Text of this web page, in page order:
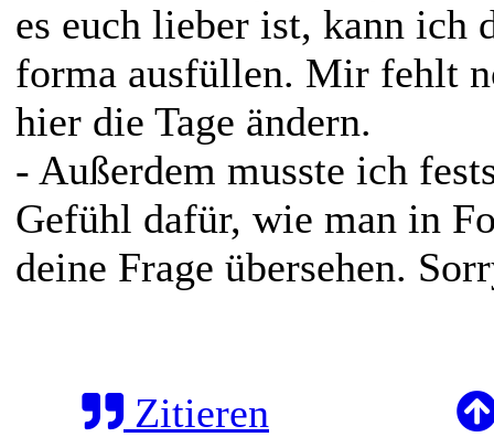
es euch lieber ist, kann ich
forma ausfüllen. Mir fehlt
hier die Tage ändern.
- Außerdem musste ich
Gefühl dafür, wie man in
deine Frage übersehen.
Zitieren